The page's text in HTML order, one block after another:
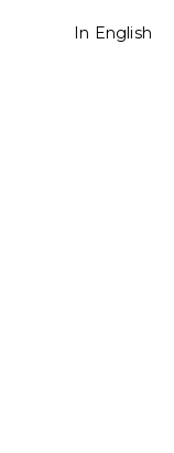
In English